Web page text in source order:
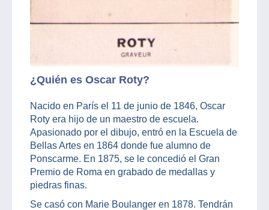
¿Quién es Oscar Roty?
Nacido en París el 11 de junio de 1846, Oscar
Roty era hijo de un maestro de escuela.
Apasionado por el dibujo, entró en la Escuela de
Bellas Artes en 1864 donde fue alumno de
Ponscarme. En 1875, se le concedió el Gran
Premio de Roma en grabado de medallas y
piedras finas.
Se casó con Marie Boulanger en 1878. Tendrán